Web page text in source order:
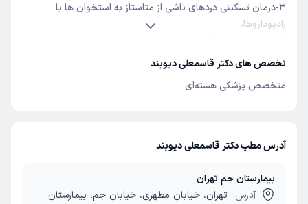
3-درمان تسکینی دردهای ناشی از متاستاز به استخوان ها با
رادیوداروها،
-مشورت در مورد اسکن های پزشکی هسته ای و پت اسکن
تخصص های دکتر قاسمعلی دیوبند
متخصص پزشکی هسته‌ای
آدرس مطب دکتر قاسمعلی دیوبند
بیمارستان جم تهران
آدرس: تهران، خیابان مطهری، خیابان جم، بیمارستان